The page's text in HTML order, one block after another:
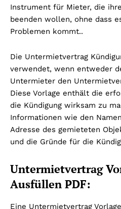
Instrument für Mieter, die
beenden wollen, ohne dass
Problemen kommt..
Die Untermietvertrag
verwendet, wenn entweder
Untermieter den
Diese Vorlage enthält die
die Kündigung wirksam zu
Informationen wie den
Adresse des gemieteten
und die Gründe für die
Untermietvertrag
Ausfüllen PDF:
Eine Untermietvertrag